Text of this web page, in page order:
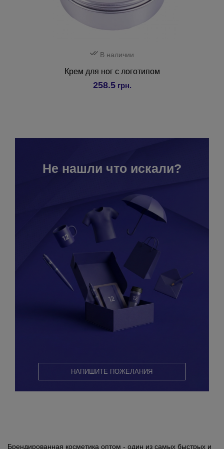
В наличии
Крем для ног с логотипом
258.5грн.
Не нашли что искали?
НАПИШИТЕ ПОЖЕЛАНИЯ
Брендированная косметика оптом - один из самых быстрых и